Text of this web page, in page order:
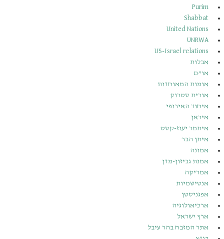
Purim
Shabbat
United Nations
UNRWA
US-Israel relations
אבלות
או”ם
אומות המאוחדות
אורית סטרוק
איחוד האירופי
איראן
איתמר יעוז-קסט
איתן הבר
אמונה
אמנת גביזון-מדן
אמריקה
אנטישמיות
אפגניסטן
ארכיאולוגיה
ארץ ישראל
אתר המזבח בהר עיבל